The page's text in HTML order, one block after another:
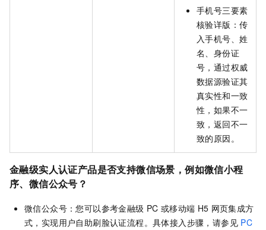
手机号三要素
核验详版：传
入手机号、姓
名、身份证
号，通过权威
数据源验证其
真实性和一致
性，如果不一
致，返回不一
致的原因。
金融级实人认证产品是否支持微信场景，例如微信小程
序、微信公众号？
微信公众号：您可以参考金融级 PC 或移动端 H5 网页集成方
式，实现用户自助刷脸认证流程。具体接入步骤，请参见 PC